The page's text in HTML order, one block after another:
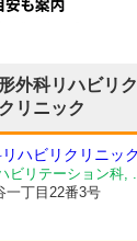
外科リハビリ
リニック
ハビリクリニック
ビリテーション科,
一丁目22番3号